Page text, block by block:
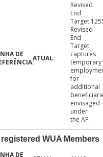
Revised
End
Revised
End
Target
captures
temporary
for
additional
envisaged
under
the AF.
WUA Members